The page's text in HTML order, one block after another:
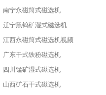
南宁永磁筒式磁选机
辽宁黑钨矿湿式磁选机
江西永磁筒式磁选机视频
广东干式铁粉磁选机
四川锰矿湿式磁选机
山西矿石干式磁选机